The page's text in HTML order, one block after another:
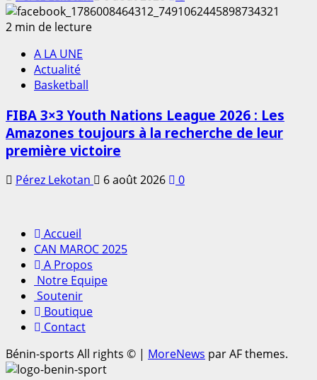
2 min de lecture
A LA UNE
Actualité
Basketball
FIBA 3×3 Youth Nations League 2026 : Les
Amazones toujours à la recherche de leur
première victoire
Pérez Lekotan 6 août 2026 0
Accueil
CAN MAROC 2025
A Propos
Notre Equipe
Soutenir
Boutique
Contact
Bénin-sports All rights © | MoreNews par AF themes.